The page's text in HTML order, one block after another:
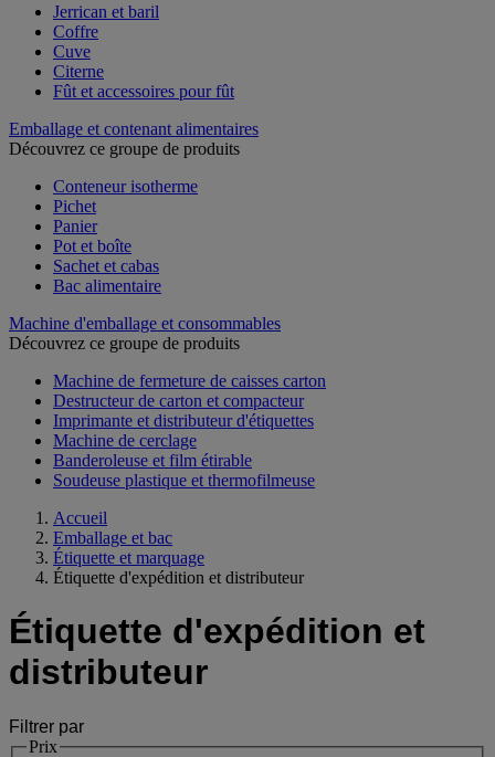
Jerrican et baril
Coffre
Cuve
Citerne
Fût et accessoires pour fût
Emballage et contenant alimentaires
Découvrez ce groupe de produits
Conteneur isotherme
Pichet
Panier
Pot et boîte
Sachet et cabas
Bac alimentaire
Machine d'emballage et consommables
Découvrez ce groupe de produits
Machine de fermeture de caisses carton
Destructeur de carton et compacteur
Imprimante et distributeur d'étiquettes
Machine de cerclage
Banderoleuse et film étirable
Soudeuse plastique et thermofilmeuse
Accueil
Emballage et bac
Étiquette et marquage
Étiquette d'expédition et distributeur
Étiquette d'expédition et
distributeur
Filtrer par
Prix